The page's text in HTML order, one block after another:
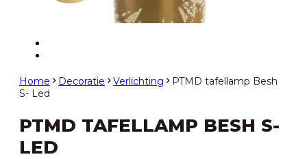
Home Decoratie Verlichting
PTMD tafellamp Besh
S- Led
PTMD TAFELLAMP BESH S-
LED